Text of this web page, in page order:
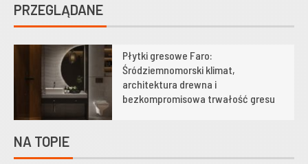
PRZEGLĄDANE
Płytki gresowe Faro:
Śródziemnomorski klimat,
architektura drewna i
bezkompromisowa trwałość gresu
NA TOPIE